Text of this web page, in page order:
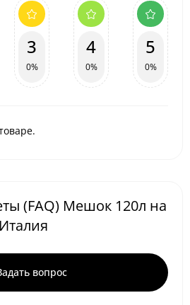
3
0%
4
0%
5
0%
(FAQ) Мешок 120л на
вопрос